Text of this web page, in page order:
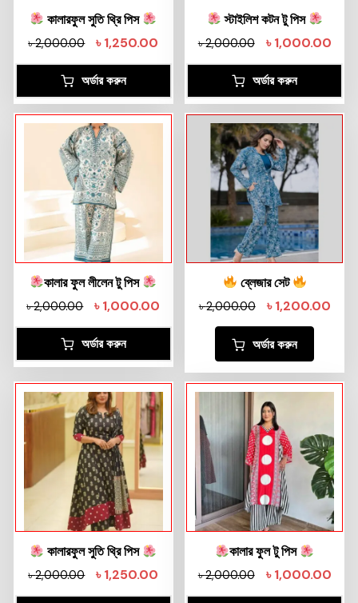
কালারফুল সুতি থ্রি পিস
৳2,000.00 ৳1,250.00
অর্ডার করুন
স্টাইলিশ কটন টু পিস
৳2,000.00 ৳1,000.00
অর্ডার করুন
কালার ফুল লীলেন টু পিস
৳2,000.00 ৳1,000.00
অর্ডার করুন
ব্লেজার সেট
৳2,000.00 ৳1,200.00
অর্ডার করুন
কালারফুল সুতি থ্রি পিস
৳2,000.00 ৳1,250.00
কালার ফুল টু পিস
৳2,000.00 ৳1,000.00